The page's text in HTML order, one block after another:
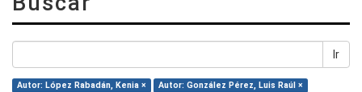
Ir
Autor: López Rabadán, Kenia ×
Autor: González Pérez, Luis Raúl ×